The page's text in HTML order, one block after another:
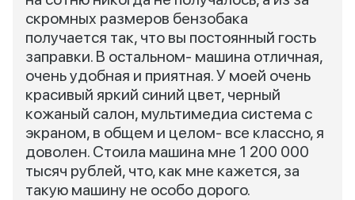
скромных размеров бензобака
получается так, что вы постоянный гость
заправки. В остальном- машина отличная,
очень удобная и приятная. У моей очень
красивый яркий синий цвет, черный
кожаный салон, мультимедиа система с
экраном, в общем и целом- все классно, я
доволен. Стоила машина мне 1 200 000
тысяч рублей, что, как мне кажется, за
такую машину не особо дорого.